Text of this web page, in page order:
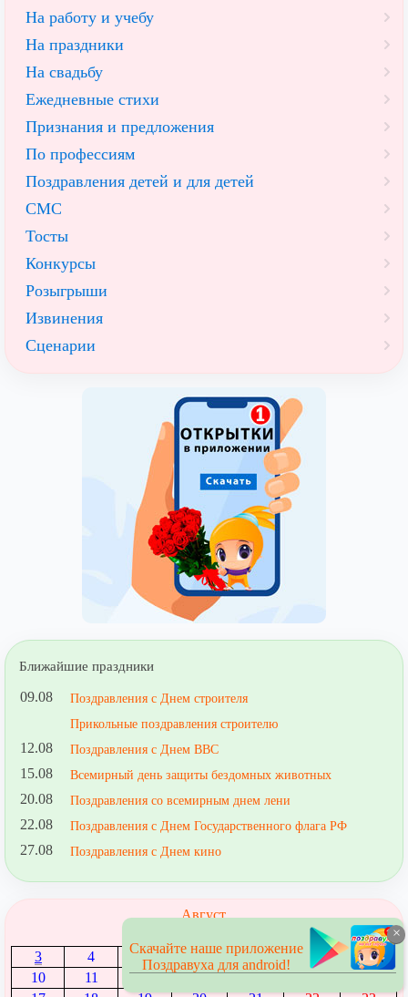
На работу и учебу
На праздники
На свадьбу
Ежедневные стихи
Признания и предложения
По профессиям
Поздравления детей и для детей
СМС
Тосты
Конкурсы
Розыгрыши
Извинения
Сценарии
Ближайшие праздники
09.08
Поздравления с Днем строителя
Прикольные поздравления строителю
12.08 Поздравления с Днем ВВС
15.08 Всемирный день защиты бездомных животных
20.08 Поздравления со всемирным днем лени
22.08 Поздравления с Днем Государственного флага РФ
27.08 Поздравления с Днем кино
Август
1
2
3
4 5 6 7 8
9
10
11 12 13 14 15
16
×
Скачайте наше приложение
Поздравуха для android!